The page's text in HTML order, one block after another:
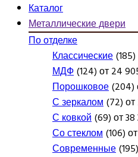
Каталог
Металлические двери
По отделке
Классические
МДФ(124) от 24
Порошковое(204)
С зеркалом(72)
С ковкой(69) от 38
Со стеклом(106)
Современные